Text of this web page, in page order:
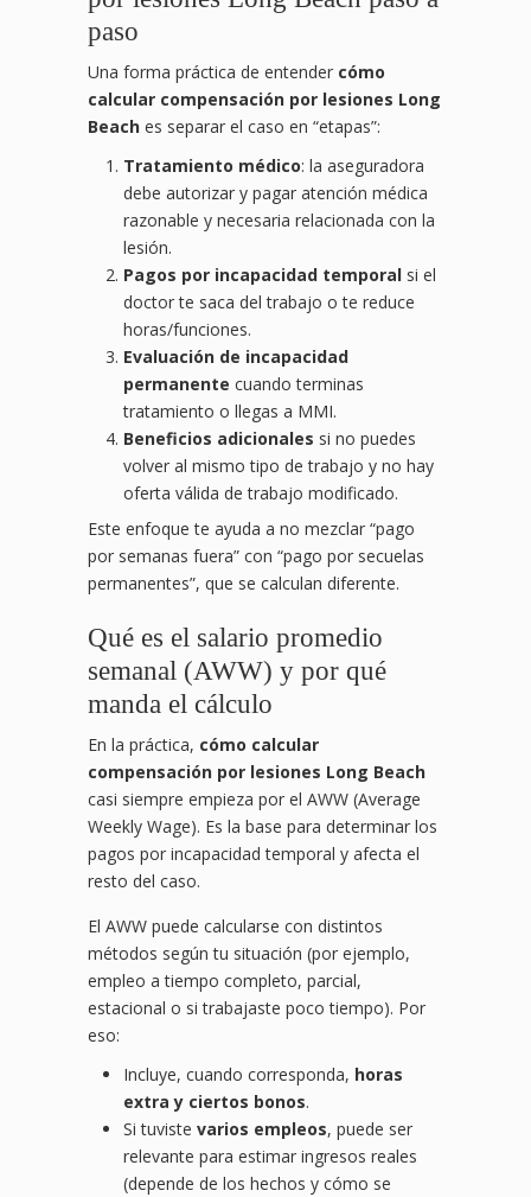
paso
Una forma práctica de entender cómo
calcular compensación por lesiones Long
Beach es separar el caso en “etapas”:
Tratamiento médico: la aseguradora
debe autorizar y pagar atención médica
razonable y necesaria relacionada con la
lesión.
Pagos por incapacidad temporal si el
doctor te saca del trabajo o te reduce
horas/funciones.
Evaluación de incapacidad
permanente cuando terminas
tratamiento o llegas a MMI.
Beneficios adicionales si no puedes
volver al mismo tipo de trabajo y no hay
oferta válida de trabajo modificado.
Este enfoque te ayuda a no mezclar “pago
por semanas fuera” con “pago por secuelas
permanentes”, que se calculan diferente.
Qué es el salario promedio
semanal (AWW) y por qué
manda el cálculo
En la práctica, cómo calcular
compensación por lesiones Long Beach
casi siempre empieza por el AWW (Average
Weekly Wage). Es la base para determinar los
pagos por incapacidad temporal y afecta el
resto del caso.
El AWW puede calcularse con distintos
métodos según tu situación (por ejemplo,
empleo a tiempo completo, parcial,
estacional o si trabajaste poco tiempo). Por
eso:
Incluye, cuando corresponda, horas
extra y ciertos bonos.
Si tuviste varios empleos, puede ser
relevante para estimar ingresos reales
(depende de los hechos y cómo se